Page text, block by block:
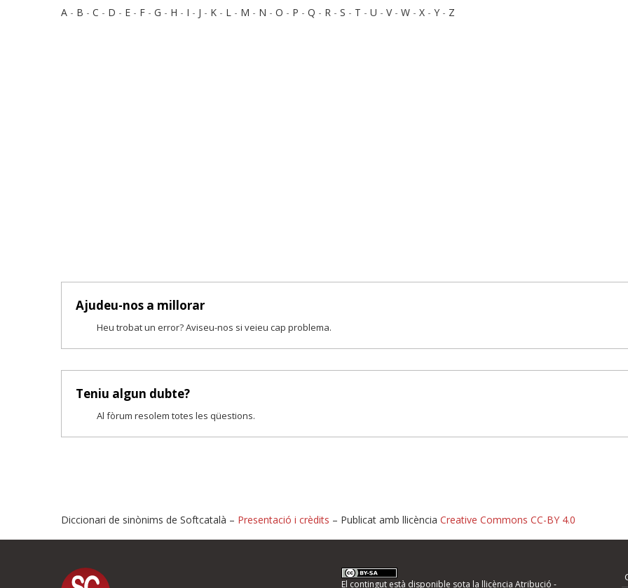
A - B - C - D - E - F - G - H - I - J - K - L - M - N - O - P - Q - R - S - T - U - V- W - X - Y - Z
Ajudeu-nos a millorar
Heu trobat un error? Aviseu-nos si veieu cap problema.
Teniu algun dubte?
Al fòrum resolem totes les qüestions.
Proposeu-nos millores o informeu d'errors
Diccionari de sinònims de Softcatalà – Presentació i crèdits – Publicat amb llicència Creative Commons CC-BY 4.0
El contingut està disponible sota la llicència Atribució -